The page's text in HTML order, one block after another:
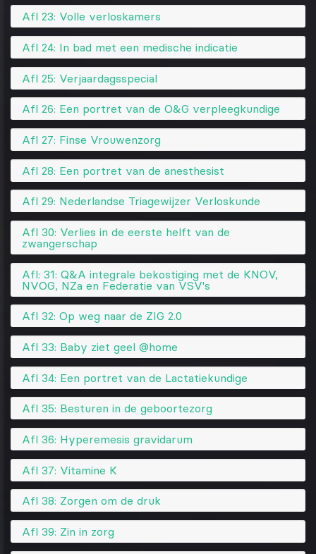
Afl 23: Volle verloskamers
Afl 24: In bad met een medische indicatie
Afl 25: Verjaardagsspecial
Afl 26: Een portret van de O&G verpleegkundige
Afl 27: Finse Vrouwenzorg
Afl 28: Een portret van de anesthesist
Afl 29: Nederlandse Triagewijzer Verloskunde
Afl 30: Verlies in de eerste helft van de
zwangerschap
Afl: 31: Q&A integrale bekostiging met de KNOV,
NVOG, NZa en Federatie van VSV's
Afl 32: Op weg naar de ZIG 2.0
Afl 33: Baby ziet geel @home
Afl 34: Een portret van de Lactatiekundige
Afl 35: Besturen in de geboortezorg
Afl 36: Hyperemesis gravidarum
Afl 37: Vitamine K
Afl 38: Zorgen om de druk
Afl 39: Zin in zorg